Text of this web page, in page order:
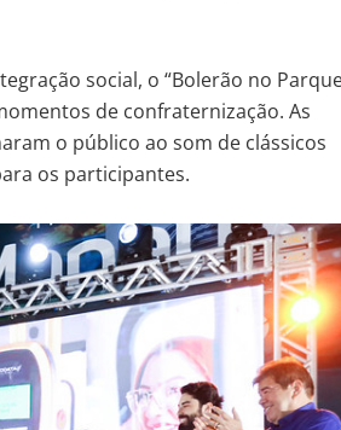
social, o “Bolerão no
de confraternização. As
o público ao som de clássicos
os participantes.